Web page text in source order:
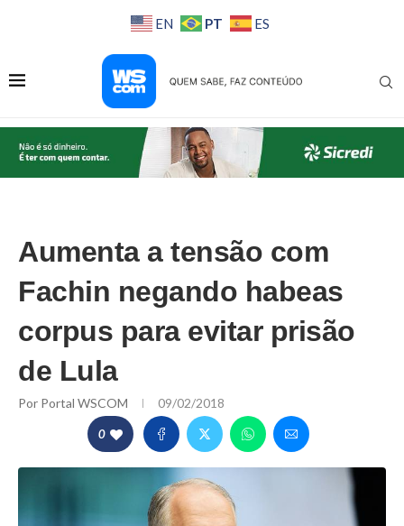
EN PT ES
Aumenta a tensão com
Fachin negando habeas
corpus para evitar prisão
de Lula
Por Portal WSCOM 09/02/2018
0